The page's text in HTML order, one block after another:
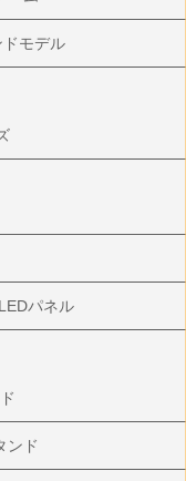
モデル
パネル
ンド